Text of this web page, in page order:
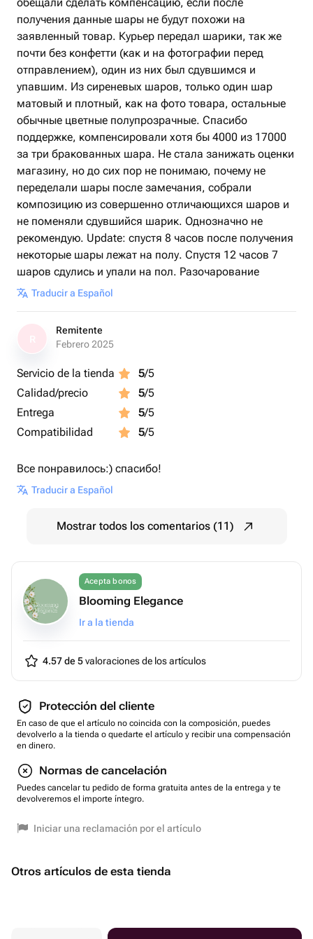
получения данные шары не будут похожи на
заявленный товар. Курьер передал шарики, так же
почти без конфетти (как и на фотографии перед
отправлением), один из них был сдувшимся и
упавшим. Из сиреневых шаров, только один шар
матовый и плотный, как на фото товара, остальные
обычные цветные полупрозрачные. Спасибо
поддержке, компенсировали хотя бы 4000 из 17000
за три бракованных шара. Не стала занижать оценки
магазину, но до сих пор не понимаю, почему не
переделали шары после замечания, собрали
композицию из совершенно отличающихся шаров и
не поменяли сдувшийся шарик. Однозначно не
рекомендую. Update: спустя 8 часов после получения
некоторые шары лежат на полу. Спустя 12 часов 7
шаров сдулись и упали на пол. Разочарование
Traducir a Español
Remitente
Febrero 2025
Servicio de la tienda 5/5
Calidad/precio
5/5
Entrega
5/5
Compatibilidad
5/5
Все понравилось:) спасибо!
Traducir a Español
Mostrar todos los comentarios (11)
Acepta bonos
Blooming Elegance
Ir a la tienda
4.57 de 5valoraciones de los artículos
Protección del cliente
En caso de que el artículo no coincida con la composición, puedes
devolverlo a la tienda o quedarte el artículo y recibir una compensación
en dinero.
Normas de cancelación
Puedes cancelar tu pedido de forma gratuita antes de la entrega y te
devolveremos el importe íntegro.
Iniciar una reclamación por el artículo
Otros artículos de esta tienda